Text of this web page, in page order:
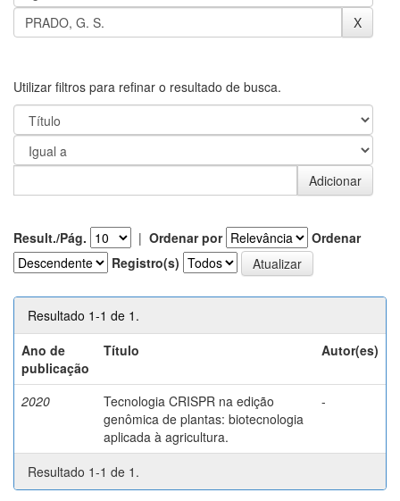
Utilizar filtros para refinar o resultado de busca.
Result./Pág. | Ordenar por
Ordenar
Registro(s)
Resultado 1-1 de 1.
Ano de
publicação
Título Autor(es)
2020
Tecnologia CRISPR na edição
genômica de plantas: biotecnologia
aplicada à agricultura.
-
Resultado 1-1 de 1.